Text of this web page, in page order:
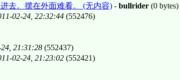
去。摆在外面难看。 (无内容) - bullrider (0 bytes)
02-24, 22:32:44 (552476)
21:31:28 (552437)
02-24, 21:23:02 (552421)